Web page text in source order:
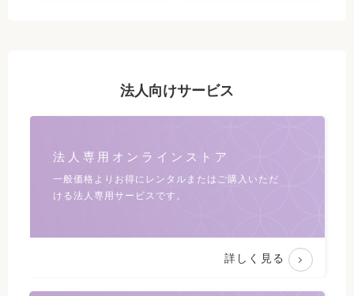
法人向けサービス
法人専用オンラインストア
一般価格よりお得にレンタルまたは ご購入いただ
ける法人専用サービスです。
詳しく見る